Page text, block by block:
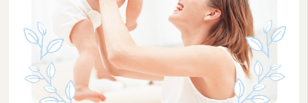
マットレス
湿気対策マット・除湿シート
敷きパッド